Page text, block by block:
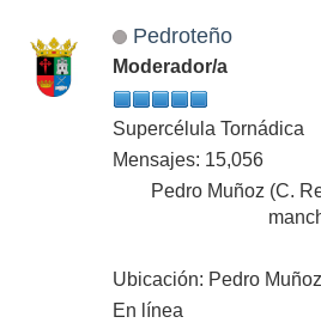
Pedroteño
Moderador/a
Supercélula Tornádica
Mensajes: 15,056
Pedro Muñoz (C.
Ubicación: Pedro Muñoz
En línea